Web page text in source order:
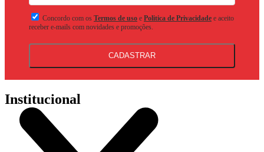
Concordo com os Termos de uso e Politica de Privacidade e aceito
receber e-mails com novidades e promoções.
CADASTRAR
Institucional